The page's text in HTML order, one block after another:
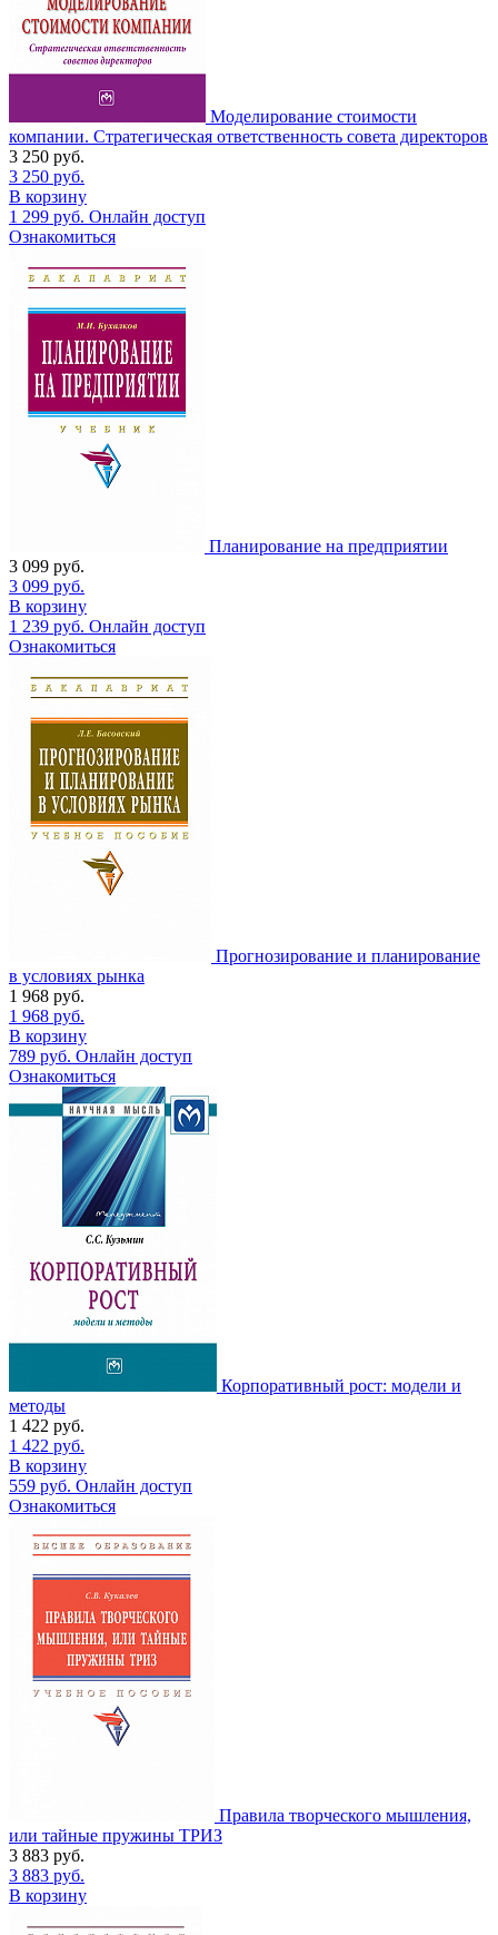
Моделирование стоимости
компании. Стратегическая ответственность совета директоров
3 250 руб.
3 250 руб.
В корзину
1 299 руб. Онлайн доступ
Ознакомиться
Планирование на предприятии
3 099 руб.
3 099 руб.
В корзину
1 239 руб. Онлайн доступ
Ознакомиться
Прогнозирование и планирование
в условиях рынка
1 968 руб.
1 968 руб.
В корзину
789 руб. Онлайн доступ
Ознакомиться
Корпоративный рост: модели и
методы
1 422 руб.
1 422 руб.
В корзину
559 руб. Онлайн доступ
Ознакомиться
Правила творческого мышления,
или тайные пружины ТРИЗ
3 883 руб.
3 883 руб.
В корзину